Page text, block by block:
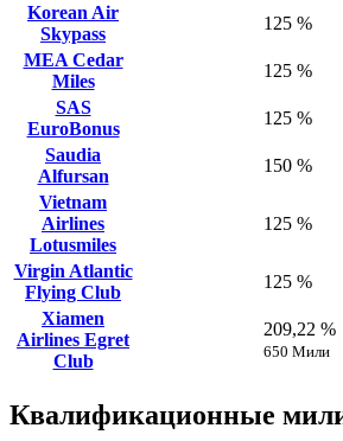
Korean Air
Skypass
125 %
MEA Cedar
Miles
125 %
SAS
EuroBonus
125 %
Saudia
Alfursan
150 %
Vietnam
Airlines
Lotusmiles
125 %
Virgin Atlantic
Flying Club
125 %
Xiamen
Airlines Egret
Club
209,22 %
650 Мили
Квалификационные